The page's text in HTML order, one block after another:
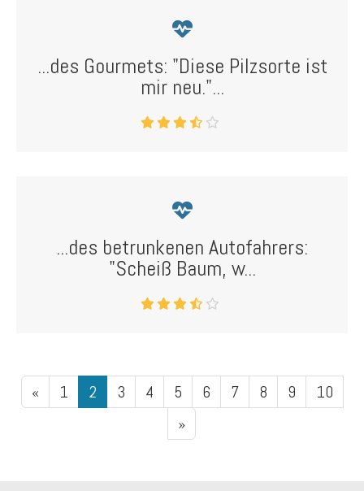
...des Gourmets: "Diese Pilzsorte ist
mir neu."...
...des betrunkenen Autofahrers:
"Scheiß Baum, w...
« 1 2 3 4 5 6 7 8 9
10
»